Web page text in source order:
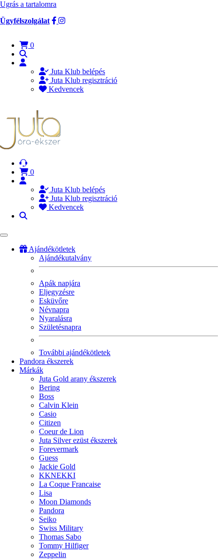
Ugrás a tartalomra
Ügyfélszolgálat
0
Juta Klub belépés
Juta Klub regisztráció
Kedvencek
0
Juta Klub belépés
Juta Klub regisztráció
Kedvencek
Ajándékötletek
Ajándékutalvány
Apák napjára
Eljegyzésre
Esküvőre
Névnapra
Nyaralásra
Születésnapra
További ajándékötletek
Pandora ékszerek
Márkák
Juta Gold arany ékszerek
Bering
Boss
Calvin Klein
Casio
Citizen
Coeur de Lion
Juta Silver ezüst ékszerek
Forevermark
Guess
Jackie Gold
KKNEKKI
La Coque Francaise
Lisa
Moon Diamonds
Pandora
Seiko
Swiss Military
Thomas Sabo
Tommy Hilfiger
Zeppelin